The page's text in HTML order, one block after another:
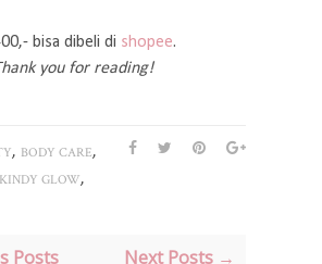
bisa dibeli di shopee.
you for reading!
, BODY CARE,
KINDY GLOW,
Posts Next Posts →